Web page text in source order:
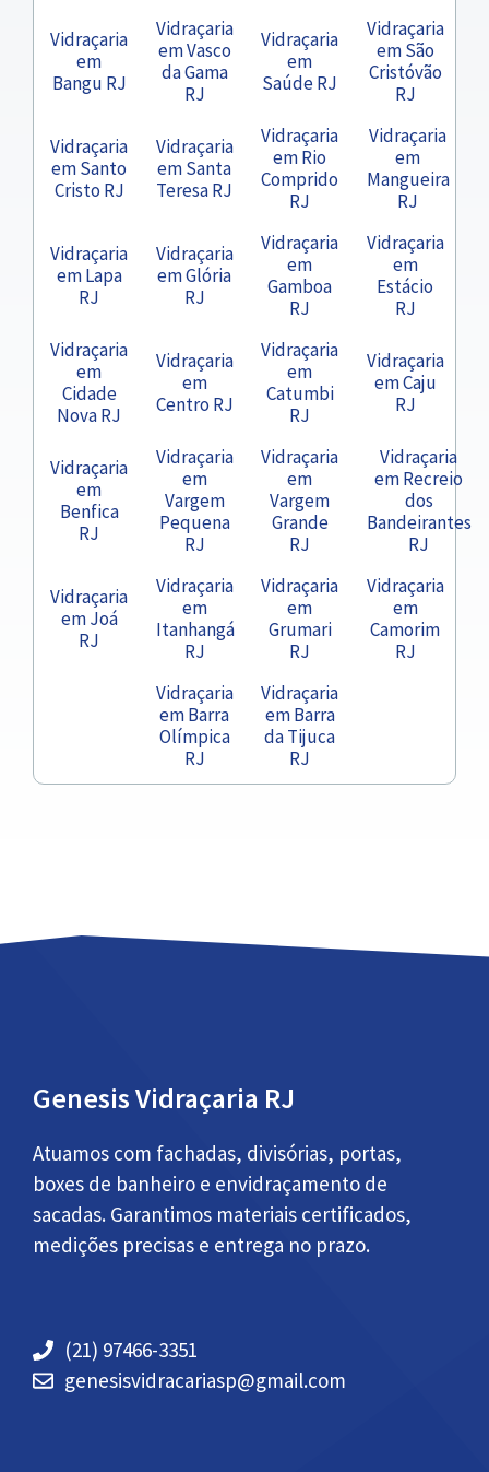
Vidraçaria
em
Bangu RJ
Vidraçaria
em Vasco
da Gama
RJ
Vidraçaria
em
Saúde RJ
Vidraçaria
em São
Cristóvão
RJ
Vidraçaria
em Santo
Cristo RJ
Vidraçaria
em Santa
Teresa RJ
Vidraçaria
em Rio
Comprido
RJ
Vidraçaria
em
Mangueira
RJ
Vidraçaria
em Lapa
RJ
Vidraçaria
em Glória
RJ
Vidraçaria
em
Gamboa
RJ
Vidraçaria
em
Estácio
RJ
Vidraçaria
em
Cidade
Nova RJ
Vidraçaria
em
Centro RJ
Vidraçaria
em
Catumbi
RJ
Vidraçaria
em Caju
RJ
Vidraçaria
em
Benfica
RJ
Vidraçaria
em
Vargem
Pequena
RJ
Vidraçaria
em
Vargem
Grande
RJ
Vidraçaria
em Recreio
dos
Bandeirantes
RJ
Vidraçaria
em Joá
RJ
Vidraçaria
em
Itanhangá
RJ
Vidraçaria
em
Grumari
RJ
Vidraçaria
em
Camorim
RJ
Vidraçaria
em Barra
Olímpica
RJ
Vidraçaria
em Barra
da Tijuca
RJ
Genesis Vidraçaria RJ
Atuamos com fachadas, divisórias, portas,
boxes de banheiro e envidraçamento de
sacadas. Garantimos materiais certificados,
medições precisas e entrega no prazo.
(21) 97466-3351
genesisvidracariasp@gmail.com